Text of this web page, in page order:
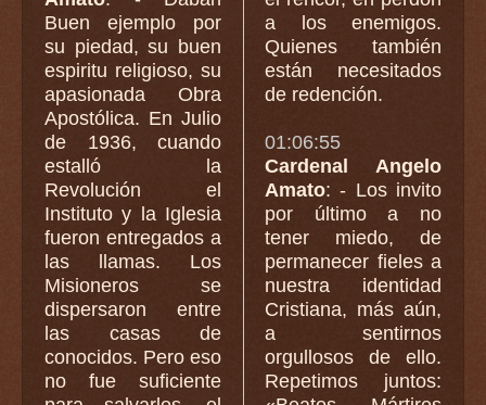
Buen ejemplo por
su piedad, su buen
espiritu religioso, su
apasionada Obra
Apostólica. En Julio
de 1936, cuando
estalló la
Revolución el
Instituto y la Iglesia
fueron entregados a
las llamas. Los
Misioneros se
dispersaron entre
las casas de
conocidos. Pero eso
no fue suficiente
a los enemigos.
Quienes también
están necesitados
de redención.
01:06:55
Cardenal Angelo
Amato: - Los invito
por último a no
tener miedo, de
permanecer fieles a
nuestra identidad
Cristiana, más aún,
a sentirnos
orgullosos de ello.
Repetimos juntos: